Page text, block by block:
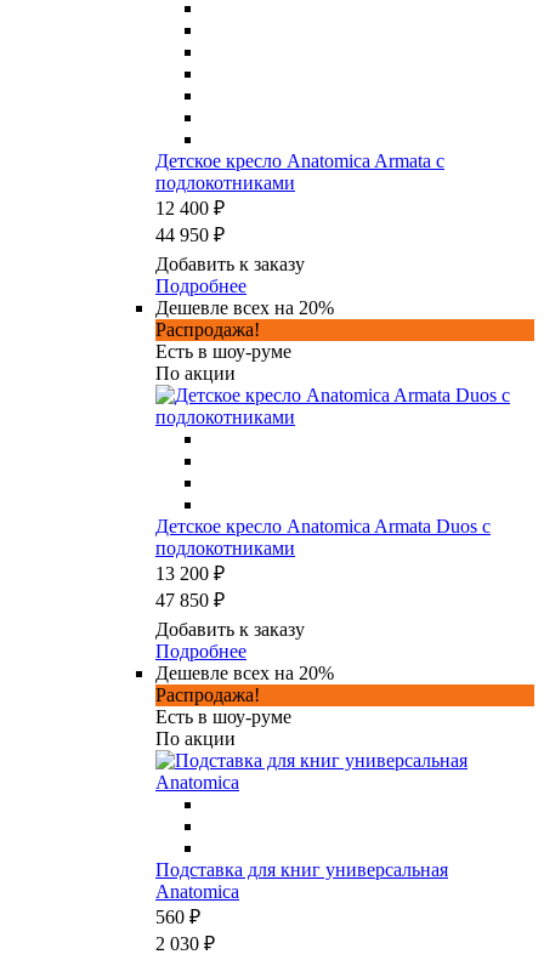
Детское кресло Anatomica Armata с
подлокотниками
12 400 ₽
44 950 ₽
Добавить к заказу
Подробнее
Дешевле всех на 20%
Распродажа!
Есть в шоу-руме
По акции
Детское кресло Anatomica Armata Duos с
подлокотниками
13 200 ₽
47 850 ₽
Добавить к заказу
Подробнее
Дешевле всех на 20%
Распродажа!
Есть в шоу-руме
По акции
Подставка для книг универсальная
Anatomica
560 ₽
2 030 ₽